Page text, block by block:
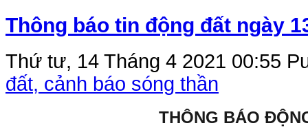
Thông báo tin động đất ngày
Thứ tư, 14 Tháng 4 2021 00:55
đất, cảnh báo sóng thần
THÔNG BÁO